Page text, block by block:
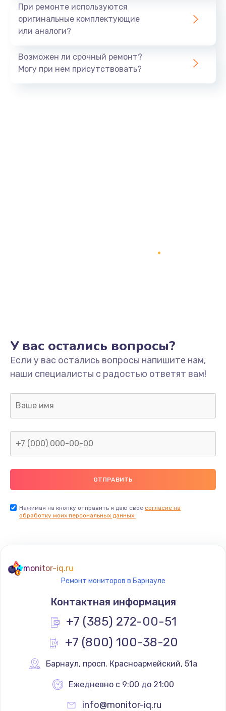
800 руб.
Тюнинг динамиков
Модернизация
2100 руб.
2000 руб.
Ремонт пищалок(твитеров)
900 руб.
Заказать
1795 руб.
Заказать
Ремонт разъема питания
1120 руб.
Заказать
Замена видеочипа
При ремонте используются
оригинальные комплектующие
или аналоги?
Возможен ли срочный ремонт?
Могу при нем присутствовать?
У вас остались вопросы?
Если у вас остались вопросы напишите нам,
наши специалисты с радостью ответят вам!
Нажимая на кнопку отправить я даю свое согласие на
обработку моих персональных данных.
monitor-iq.ru
Ремонт мониторов в Барнауле
Контактная информация
+7 (385) 272-00-51
+7 (800) 100-38-20
Барнаул, просп. Красноармейский, 51а
Ежедневно с 9:00 до 21:00
info@monitor-iq.ru